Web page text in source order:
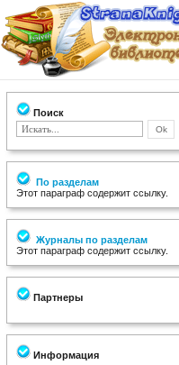
Поиск
По разделам
Этот параграф содержит ссылку.
Журналы по разделам
Этот параграф содержит ссылку.
Партнеры
Информация